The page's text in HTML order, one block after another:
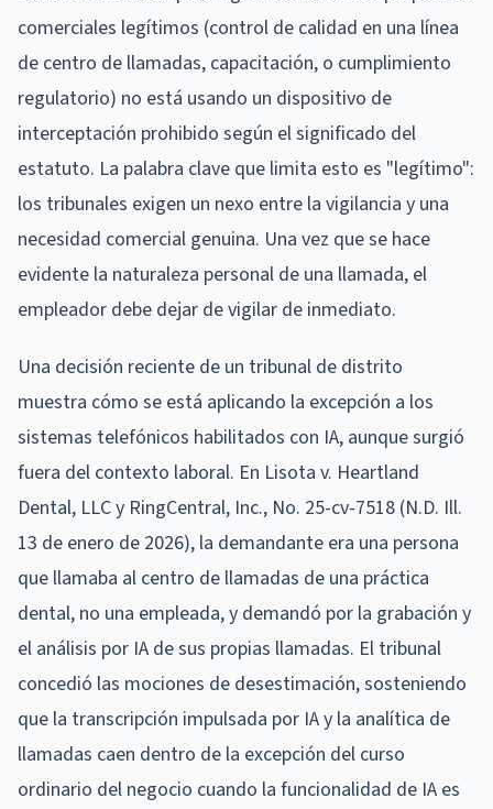
comerciales legítimos (control de calidad en una línea
de centro de llamadas, capacitación, o cumplimiento
regulatorio) no está usando un dispositivo de
interceptación prohibido según el significado del
estatuto. La palabra clave que limita esto es "legítimo":
los tribunales exigen un nexo entre la vigilancia y una
necesidad comercial genuina. Una vez que se hace
evidente la naturaleza personal de una llamada, el
empleador debe dejar de vigilar de inmediato.
Una decisión reciente de un tribunal de distrito
muestra cómo se está aplicando la excepción a los
sistemas telefónicos habilitados con IA, aunque surgió
fuera del contexto laboral. En Lisota v. Heartland
Dental, LLC y RingCentral, Inc., No. 25-cv-7518 (N.D. Ill.
13 de enero de 2026), la demandante era una persona
que llamaba al centro de llamadas de una práctica
dental, no una empleada, y demandó por la grabación y
el análisis por IA de sus propias llamadas. El tribunal
concedió las mociones de desestimación, sosteniendo
que la transcripción impulsada por IA y la analítica de
llamadas caen dentro de la excepción del curso
ordinario del negocio cuando la funcionalidad de IA es